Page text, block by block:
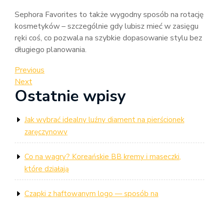
Sephora Favorites to także wygodny sposób na rotację
kosmetyków – szczególnie gdy lubisz mieć w zasięgu
ręki coś, co pozwala na szybkie dopasowanie stylu bez
długiego planowania.
Nawigacja
wpisu
Previous
Post
Previous
Next
Post
Next
Ostatnie wpisy
Jak wybrać idealny luźny diament na pierścionek
zaręczynowy
Co na wagry? Koreańskie BB kremy i maseczki,
które działają
Czapki z haftowanym logo — sposób na